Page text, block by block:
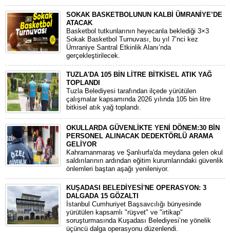
SOKAK BASKETBOLUNUN KALBİ ÜMRANİYE’DE
ATACAK
Basketbol tutkunlarının heyecanla beklediği 3×3
Sokak Basketbol Turnuvası, bu yıl 7’nci kez
Ümraniye Santral Etkinlik Alanı’nda
gerçekleştirilecek.
TUZLA'DA 105 BİN LİTRE BİTKİSEL ATIK YAĞ
TOPLANDI
Tuzla Belediyesi tarafından ilçede yürütülen
çalışmalar kapsamında 2026 yılında 105 bin litre
bitkisel atık yağ toplandı.
OKULLARDA GÜVENLİKTE YENİ DÖNEM:30 BİN
PERSONEL ALINACAK DEDEKTÖRLÜ ARAMA
GELİYOR
​Kahramanmaraş ve Şanlıurfa'da meydana gelen okul
saldırılarının ardından eğitim kurumlarındaki güvenlik
önlemleri baştan aşağı yenileniyor.
KUŞADASI BELEDİYESİ'NE OPERASYON: 3
DALGADA 15 GÖZALTI
​İstanbul Cumhuriyet Başsavcılığı bünyesinde
yürütülen kapsamlı "rüşvet" ve "irtikap"
soruşturmasında Kuşadası Belediyesi’ne yönelik
üçüncü dalga operasyonu düzenlendi.